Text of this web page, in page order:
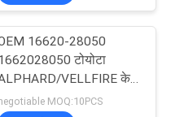
16620-28050
टोयोटा
VELLFIRE के
बेल्ट टेन्शनर ((H2) 2.4
MOQ:10PCS